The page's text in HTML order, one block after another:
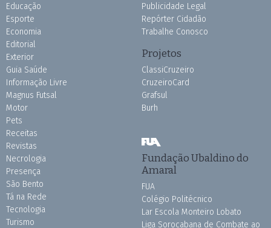
Educação
Esporte
Economia
Editorial
Exterior
Guia Saúde
Informação Livre
Magnus Futsal
Motor
Pets
Receitas
Revistas
Necrologia
Presença
São Bento
Tá na Rede
Tecnologia
Turismo
Publicidade Legal
Repórter Cidadão
Trabalhe Conosco
Projetos
ClassiCruzeiro
CruzeiroCard
Grafsul
Burh
Fundação Ubaldino do
Amaral
FUA
Colégio Politécnico
Lar Escola Monteiro Lobato
Liga Sorocabana de Combate ao